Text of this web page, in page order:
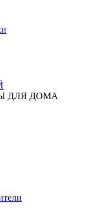
ДЛЯ ДОМА